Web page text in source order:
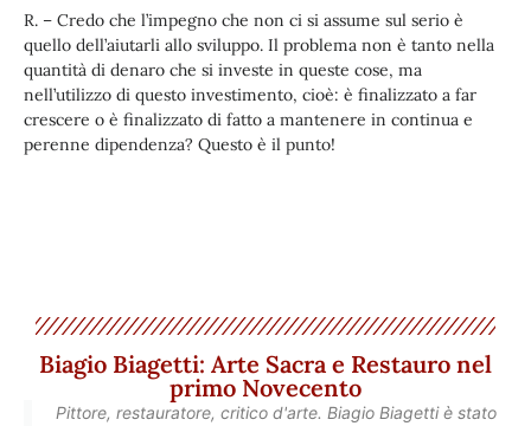
R. – Credo che l’impegno che non ci si assume sul serio è
quello dell’aiutarli allo sviluppo. Il problema non è tanto nella
quantità di denaro che si investe in queste cose, ma
nell’utilizzo di questo investimento, cioè: è finalizzato a far
crescere o è finalizzato di fatto a mantenere in continua e
perenne dipendenza? Questo è il punto!
Biagio Biagetti: Arte Sacra e Restauro nel
primo Novecento
Pittore, restauratore, critico d'arte. Biagio Biagetti è stato